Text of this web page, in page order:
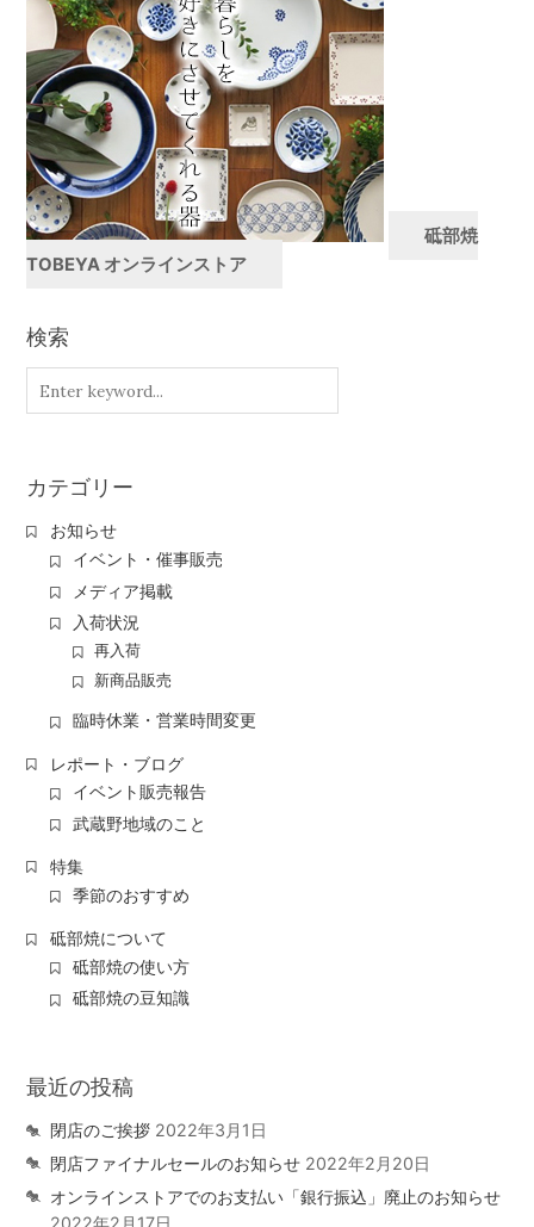
砥部焼
TOBEYA オンラインストア
検索
カテゴリー
お知らせ
イベント・催事販売
メディア掲載
入荷状況
再入荷
新商品販売
臨時休業・営業時間変更
レポート・ブログ
イベント販売報告
武蔵野地域のこと
特集
季節のおすすめ
砥部焼について
砥部焼の使い方
砥部焼の豆知識
最近の投稿
閉店のご挨拶 2022年3月1日
閉店ファイナルセールのお知らせ 2022年2月20日
オンラインストアでのお支払い「銀行振込」廃止のお知らせ
2022年2月17日